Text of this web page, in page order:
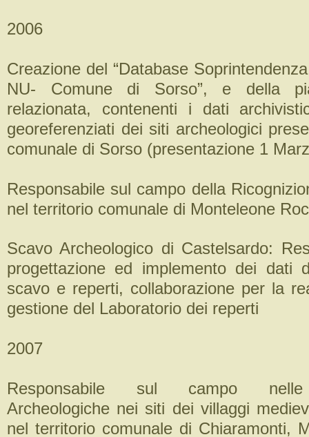
2006
Creazione del “Database
NU- Comune di Sorso”, e della
relazionata, contenenti i dati
georeferenziati dei siti archeologici
comunale di Sorso (presentazione 1
Responsabile sul campo della
nel territorio comunale di Monteleone
Scavo Archeologico di Castelsardo:
progettazione ed implemento dei dati
scavo e reperti, collaborazione per la
gestione del Laboratorio dei reperti
2007
Responsabile sul campo nelle
Archeologiche nei siti dei villaggi
nel territorio comunale di Chiaramonti,